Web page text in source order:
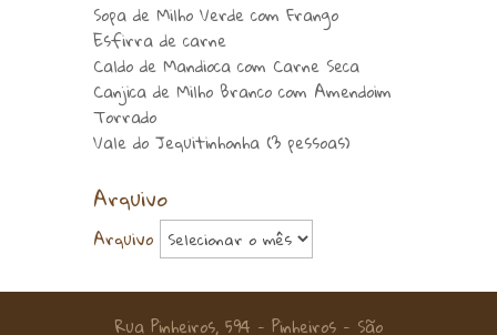
Sopa de Milho Verde com Frango
Esfirra de carne
Caldo de Mandioca com Carne Seca
Canjica de Milho Branco com Amendoim
Torrado
Vale do Jequitinhonha (3 pessoas)
Arquivo
Arquivo
Rua Pinheiros, 594 - Pinheiros - São